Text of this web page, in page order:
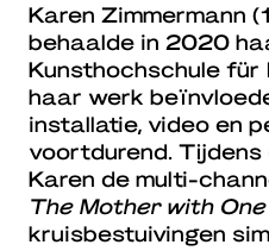
Over Marres
Marres Kitchen
Shop
Zoek
Karen Zimmermann
behaalde in 2020
Kunsthochschule für
haar werk
installatie, video en
voortdurend. Tijdens
Karen de multi-
The Mother with
kruisbestuivingen